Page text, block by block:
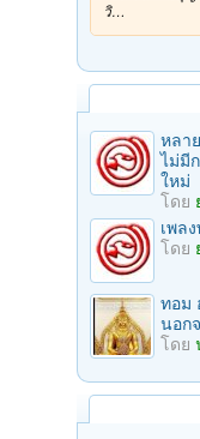
วิ…
หลา
ไม่มี
ใหม่
โดย
เพล
โดย
ทอม
นอก
โดย